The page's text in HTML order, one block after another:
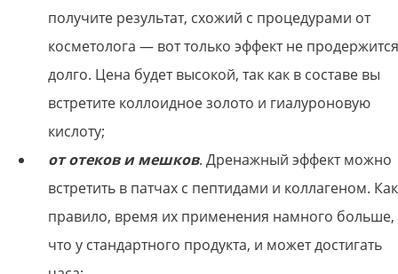
получите результат, схожий с процедурами от
косметолога — вот только эффект не продержится
долго. Цена будет высокой, так как в составе вы
встретите коллоидное золото и гиалуроновую
кислоту;
от отеков и мешков. Дренажный эффект можно
встретить в патчах с пептидами и коллагеном. Как
правило, время их применения намного больше,
что у стандартного продукта, и может достигать